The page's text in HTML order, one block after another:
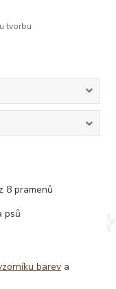
tvorbu
8 pramenů
psů
barev a